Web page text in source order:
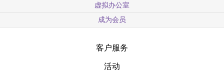
虚拟办公室
成为会员
客户服务
活动